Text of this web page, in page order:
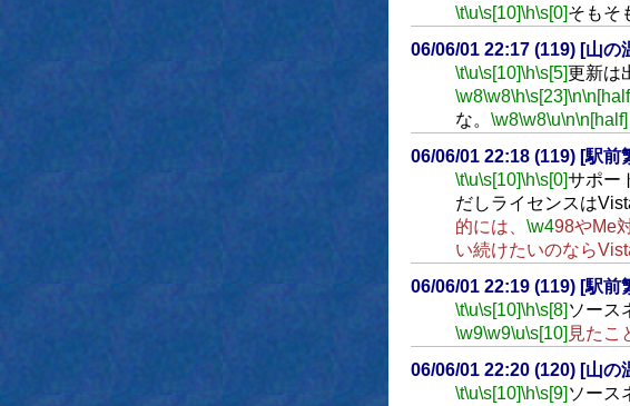
\t\u\s[10]\h\s[0]そもそ
06/06/01 22:17 (119) [山の
\t\u\s[10]\h\s[5]更新は
\w8\w8\h\s[23]\n
な。 \w8\w8\u\n\n[half]
06/06/01 22:18 (119) [駅前
\t\u\s[10]\h\s[0]サポー
だしライセンスは
的には、 \w498やMe
い続けたいのなら
06/06/01 22:19 (119) [駅前
\t\u\s[10]\h\s[8] ソース
\w9\w9\u\s[10] 見たこ
06/06/01 22:20 (120) [山の
\t\u\s[10] \h\s[9] ソース